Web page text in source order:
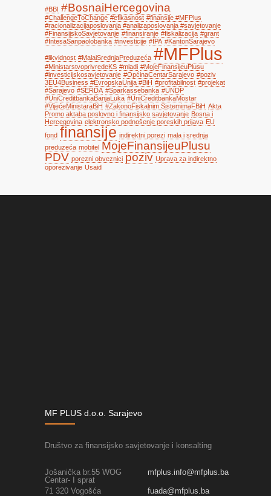
#BBI #BosnaiHercegovina
#ChallengeToChange #efikasnost #finansije #MFPlus
#racionalizacijaposlovanja #analizaposlovanja #savjetovanje
#FinansijskoSavjetovanje #finansiranje #fiskalizacija #grant
#IntesaSanpaolobanka #investicije #IPA #KantonSarajevo
#likvidnost #MalaiSrednjaPreduzeća #MFPlus
#MinistarstvoprivredeKS #mladi #MojeFinansijeuPlusu
#investicijskosavjetovanje #OpćinaCentarSarajevo #poziv
3EU4Business #EvropskaUnija #BiH #profitabilnost #projekat
#Sarajevo #SERDA #Sparkassebanka #UNDP
#UniCreditbankaBanjaLuka #UniCreditbankaMostar
#VijećeMinistaraBiH #ZakonoFiskalnim SistemimaFBiH Akta
Promo aktaba poslovno i finansijsko savjetovanje Bosna i
Hercegovina elektronsko podnošenje poreskih prijava EU
fond finansije indirektni porezi mala i srednja
preduzeća mobitel MojeFinansijeuPlusu
PDV porezni obveznici poziv Uprava za indirektno
oporezivanje Usaid
MF PLUS d.o.o. Sarajevo
Društvo za finansijsko savjetovanje i konsalting
Jošanička br.55 WOG
Centar- I sprat
mfplus.info@mfplus.ba
71 320 Vogošća
fuada@mfplus.ba